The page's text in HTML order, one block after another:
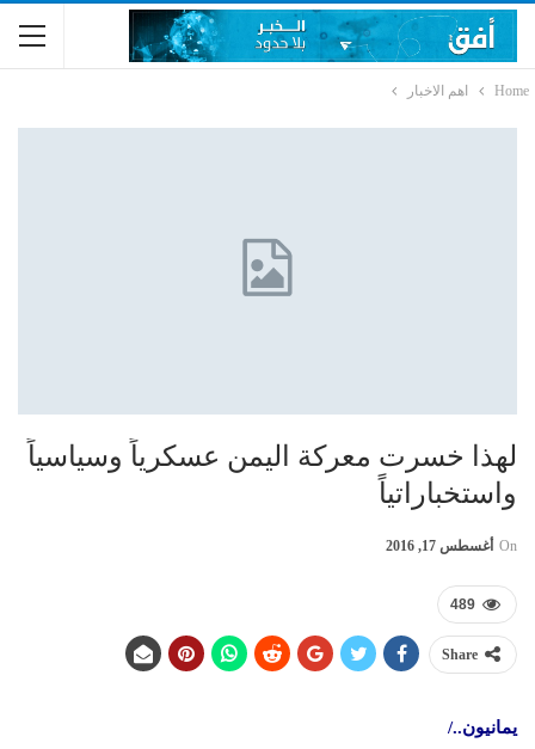
Home اهم الاخبار
لهذا خسرت معركة اليمن عسكرياً وسياسياً
واستخباراتياً
On أغسطس 17, 2016
489
Share
يمانيون../